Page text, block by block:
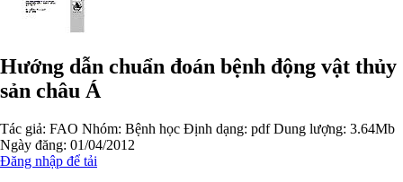
Hướng dẫn chuẩn đoán bệnh động vật thủy
sản châu Á
Tác giả: FAO Nhóm: Bệnh học Định dạng: pdf Dung lượng: 3.64Mb
Ngày đăng: 01/04/2012
Đăng nhập để tải